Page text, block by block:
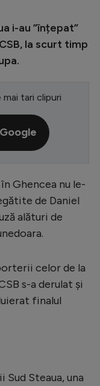
i-au ”înțepat”
la scurt timp
tari clipuri
Ghencea nu le-
de Daniel
alături de
celor de la
s-a derulat și
finalul
Sud Steaua, una